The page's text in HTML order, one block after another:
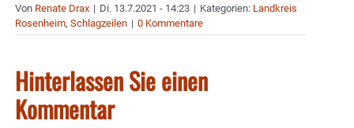
Von Renate Drax | Di. 13.7.2021 - 14:23 | Kategorien: Landkreis
Rosenheim, Schlagzeilen | 0 Kommentare
Hinterlassen Sie einen
Kommentar